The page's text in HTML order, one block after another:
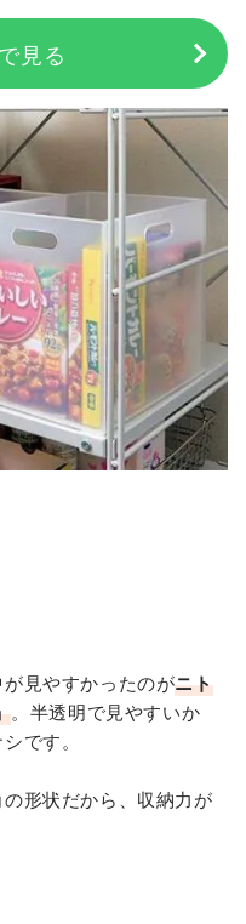
見る
見やすかったのがニト
。半透明で見やすいか
です。
形状だから、収納力が